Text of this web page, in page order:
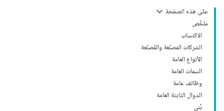
على هذه الصفحة
ملخّص
الاكتساب
الشركات المصنّعة والمُصنّعة
الأنواع العامة
السمات العامة
وظائف عامة
الدوال الثابتة العامة
بُنى